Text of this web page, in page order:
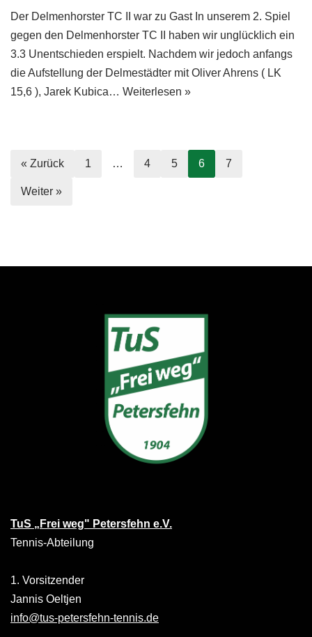
Der Delmenhorster TC II war zu Gast In unserem 2. Spiel
gegen den Delmenhorster TC II haben wir unglücklich ein
3.3 Unentschieden erspielt. Nachdem wir jedoch anfangs
die Aufstellung der Delmestädter mit Oliver Ahrens ( LK
15,6 ), Jarek Kubica… Weiterlesen »
« Zurück 1 … 4 5 6 7
Weiter »
TuS „Frei weg" Petersfehn e.V.
Tennis-Abteilung
1. Vorsitzender
Jannis Oeltjen
info@tus-petersfehn-tennis.de